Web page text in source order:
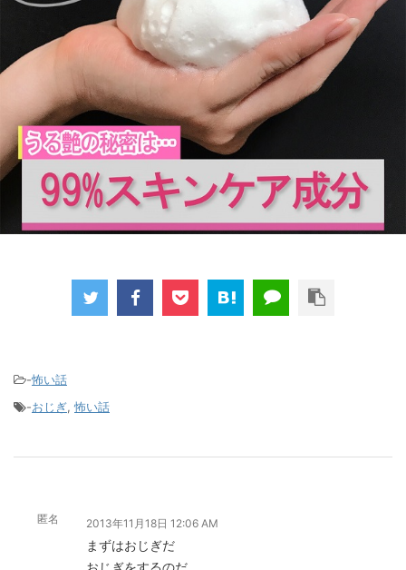
-怖い話
-おじぎ,怖い話
匿名 2013年11月18日 12:06 AM
まずはおじぎだ
おじぎをするのだ